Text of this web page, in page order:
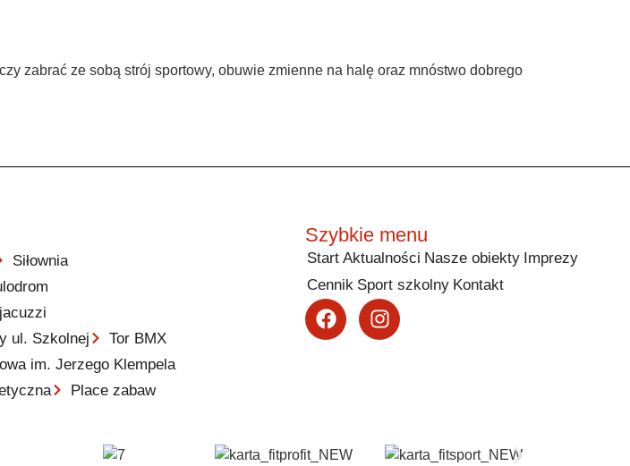
zabrać ze sobą strój sportowy, obuwie zmienne na halę oraz mnóstwo dobrego
Siłownia
ul. Szkolnej
Tor BMX
im. Jerzego Klempela
Place zabaw
Szybkie menu
Start Aktualności Nasze obiekty Imprezy
Cennik Sport szkolny Kontakt